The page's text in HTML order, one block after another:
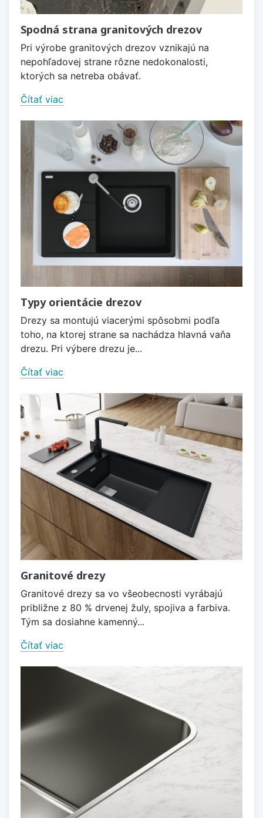
Spodná strana granitových drezov
Pri výrobe granitových drezov vznikajú na
nepohľadovej strane rôzne nedokonalosti,
ktorých sa netreba obávať.
Čítať viac
Typy orientácie drezov
Drezy sa montujú viacerými spôsobmi podľa
toho, na ktorej strane sa nachádza hlavná vaňa
drezu. Pri výbere drezu je...
Čítať viac
Granitové drezy
Granitové drezy sa vo všeobecnosti vyrábajú
približne z 80 % drvenej žuly, spojiva a farbiva.
Tým sa dosiahne kamenný...
Čítať viac